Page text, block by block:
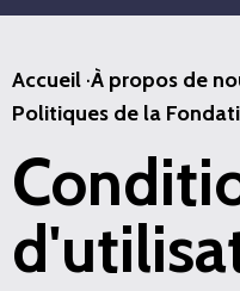
Accueil ·À propos de
Politiques de la